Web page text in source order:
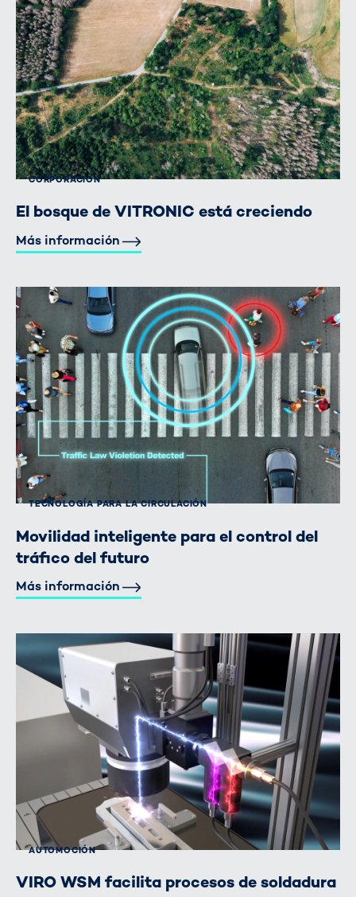
CORPORACIÓN
El bosque de VITRONIC está creciendo
Más información
TECNOLOGÍA PARA LA CIRCULACIÓN
Movilidad inteligente para el control del
tráfico del futuro
Más información
AUTOMOCIÓN
VIRO WSM facilita procesos de soldadura